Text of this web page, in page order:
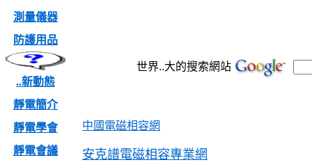
測量儀器
防護用品
..新動態
靜電簡介
靜電學會
靜電會議
世界..大的搜索網站
中國電磁相容網
安克譜電磁相容專業網